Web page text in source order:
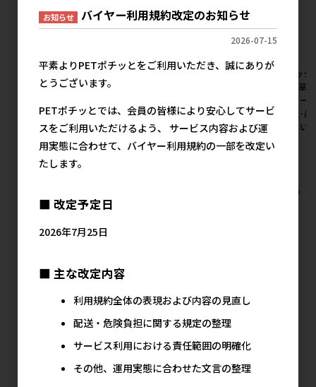
[ジェックス(直送:小動物･観賞
魚)]水草ピンセット ストレー
※発注単位･最低ご購入金額に
ご注意下さい
メーカー希望小売価格
[ジェックス(直送:小動物･観賞
注単位･最低ご購入金額にご注
意下さい
メーカー希望小売価格
[ジェッ
魚)]水草
メーカー
注単位･
意下さい
すべての観賞魚用品 水槽用品 水草用品の人気商品を見る
マルカン ニッソー(直送)の人気商品
お知らせ バイヤー利用規約改定のお知らせ
2026-07-15
平素よりPETポチッとをご利用いただき、誠にありが
とうございます。
PETポチッとでは、会員の皆様により安心してサービ
スをご利用いただけるよう、 サービス内容および運
用実態に合わせて、バイヤー利用規約の一部を改定い
たします。
■ 改定予定日
2026年7月25日
■ 主な改定内容
利用規約全体の表現および内容の見直し
配送・危険負担に関する規定の整理
サービス利用における責任範囲の明確化
その他、運用実態に合わせた文言の整理